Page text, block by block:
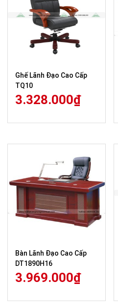
Ghế Lãnh Đạo Cao Cấp
TQ10
3.328.000₫
Bàn Lãnh Đạo Cao Cấp
DT1890H16
3.969.000₫